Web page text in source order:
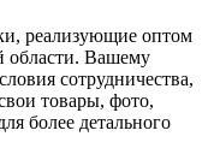
реализующие оптом
области. Вашему
сотрудничества,
товары, фото,
более детального